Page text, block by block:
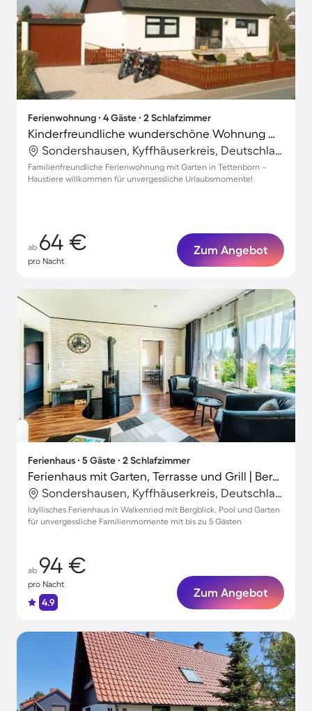
Ferienwohnung ∙ 4 Gäste ∙ 2 Schlafzimmer
Kinderfreundliche wunderschöne Wohnung mit Grill, Terrasse und Garten | Hunde erlaubt
Sondershausen, Kyffhäuserkreis, Deutschland
Familienfreundliche Ferienwohnung mit Garten in Tettenborn –
Haustiere willkommen für unvergessliche Urlaubsmomente!
ab 64 €
pro Nacht
Zum Angebot
Ferienhaus ∙ 5 Gäste ∙ 2 Schlafzimmer
Ferienhaus mit Garten, Terrasse und Grill | Bergblick
Sondershausen, Kyffhäuserkreis, Deutschland
Idyllisches Ferienhaus in Walkenried mit Bergblick, Pool und Garten
für unvergessliche Familienmomente mit bis zu 5 Gästen
ab 94 €
pro Nacht
4.9
Zum Angebot